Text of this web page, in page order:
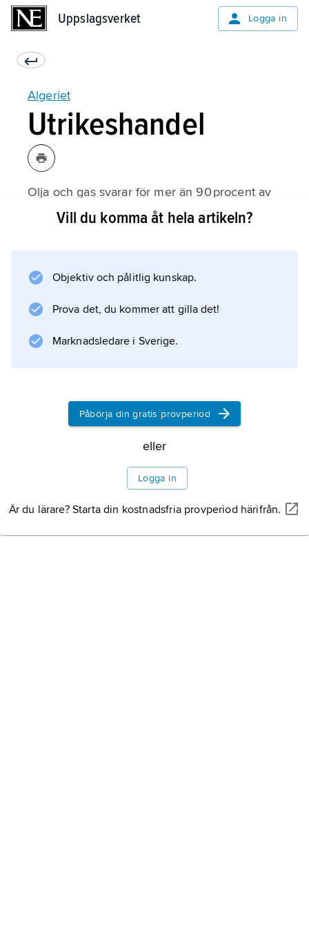
Uppslagsverket Logga in
Algeriet
Utrikeshandel
Olja och gas svarar för mer än 90 procent av
exportvärdet. Dessutom exporteras järnmalm,
Viktigaste handelspartner är Frankrike, Italien,
Kina och Spanien. Algeriet, som har statligt
1979. Importen av konsumtionsvaror har
Information om artikeln
Vill du komma åt hela artikeln?
Objektiv och pålitlig kunskap.
Prova det, du kommer att gilla det!
Marknadsledare i Sverige.
Påbörja din gratis provperiod
eller
Logga in
Är du lärare? Starta din kostnadsfria provperiod härifrån.